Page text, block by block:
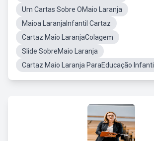
Um Cartas Sobre OMaio Laranja
Maioa LaranjaInfantil Cartaz
Cartaz Maio LaranjaColagem
Slide SobreMaio Laranja
Cartaz Maio Laranja ParaEducação Infantil